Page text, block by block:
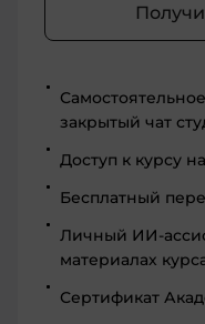
закрытый чат
Доступ к курсу
Бесплатный
Личный ИИ-
материалах
Сертификат